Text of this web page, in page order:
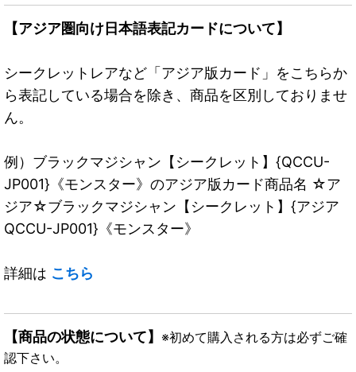
【アジア圏向け日本語表記カードについて】
シークレットレアなど「アジア版カード」をこちらか
ら表記している場合を除き、商品を区別しておりませ
ん。
例）ブラックマジシャン【シークレット】{QCCU-
JP001}《モンスター》のアジア版カード商品名 ☆ア
ジア☆ブラックマジシャン【シークレット】{アジア
QCCU-JP001}《モンスター》
詳細は こちら
【商品の状態について】 ※初めて購入される方は必ずご確
認下さい。